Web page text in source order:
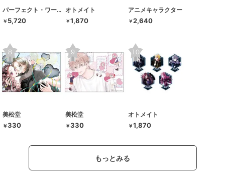
パーフェクト・ワールド・トーキョー
￥ 5,720
オトメイト
￥1,870
アニメキャラクター
￥2,640
美松堂
￥330
美松堂
￥330
オトメイト
￥1,870
もっとみる